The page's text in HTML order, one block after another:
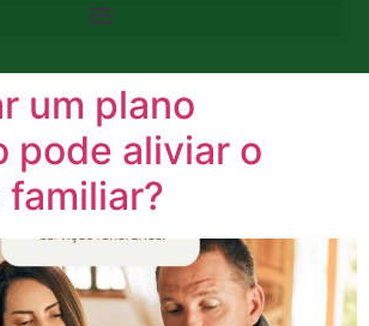
um plano
pode aliviar o